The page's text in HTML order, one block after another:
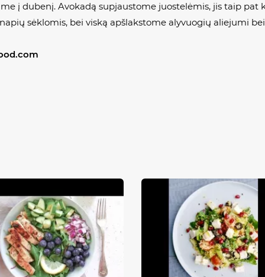
į dubenį. Avokadą supjaustome juostelėmis, jis taip pat
sėklomis, bei viską apšlakstome alyvuogių aliejumi